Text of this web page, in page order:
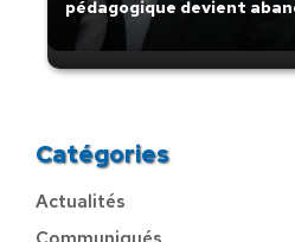
pédagogique devient
Catégories
Actualités